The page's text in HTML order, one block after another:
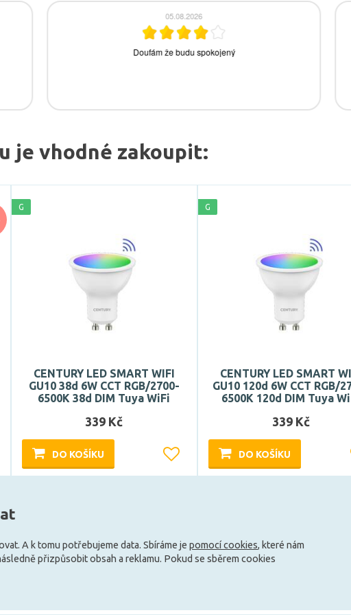
je vhodné zakoupit:
G
CENTURY LED SMART WIFI
GU10 38d 6W CCT RGB/2700-
6500K 38d DIM Tuya WiFi
339 Kč
DO KOŠÍKU
G
CENTURY LED SMART
GU10 120d 6W CCT RGB/
6500K 120d DIM Tuya
339 Kč
DO KOŠÍKU
Načíst další
A k tomu potřebujeme data. Sbíráme je pomocí cookies, které nám
přizpůsobit obsah a reklamu. Pokud se sběrem cookies